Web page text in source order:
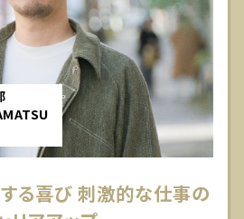
る喜び刺激的な仕事の